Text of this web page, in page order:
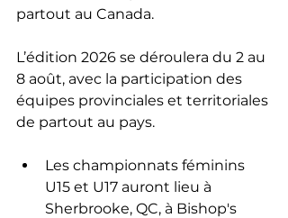
partout au Canada.
L’édition 2026 se déroulera du 2 au
8 août, avec la participation des
équipes provinciales et territoriales
de partout au pays.
Les championnats féminins
U15 et U17 auront lieu à
Sherbrooke, QC, à Bishop's